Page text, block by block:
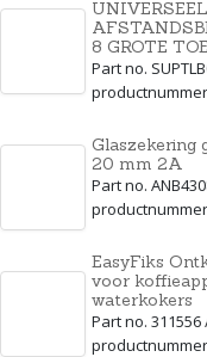
UNIVERSEEL
8 GROTE
Part no.
Glaszekering
20 mm 2A
Part no.
EasyFiks
voor
waterkokers
Part no. 311556